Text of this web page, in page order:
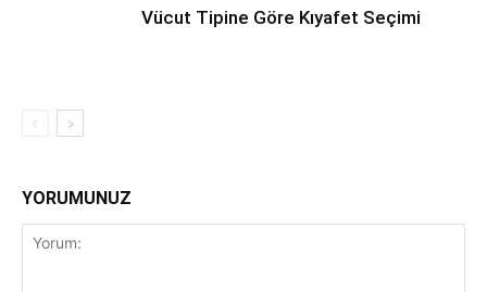
Vücut Tipine Göre Kıyafet Seçimi
YORUMUNUZ